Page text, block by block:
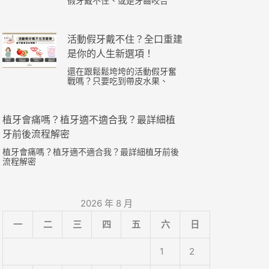
活動假牙戴不住？全口重建
是你的人生新選項！
還在跟鬆鬆垮垮的活動假牙奮
戰嗎？只要吃到帶皮水果、
植牙會痛嗎？植牙適不適合我？最詳細植
牙前後流程解密
植牙會痛嗎？植牙適不適合我？最詳細植牙前後
流程解密
2026 年 8 月
一
二 三 四 五 六 日
1 2